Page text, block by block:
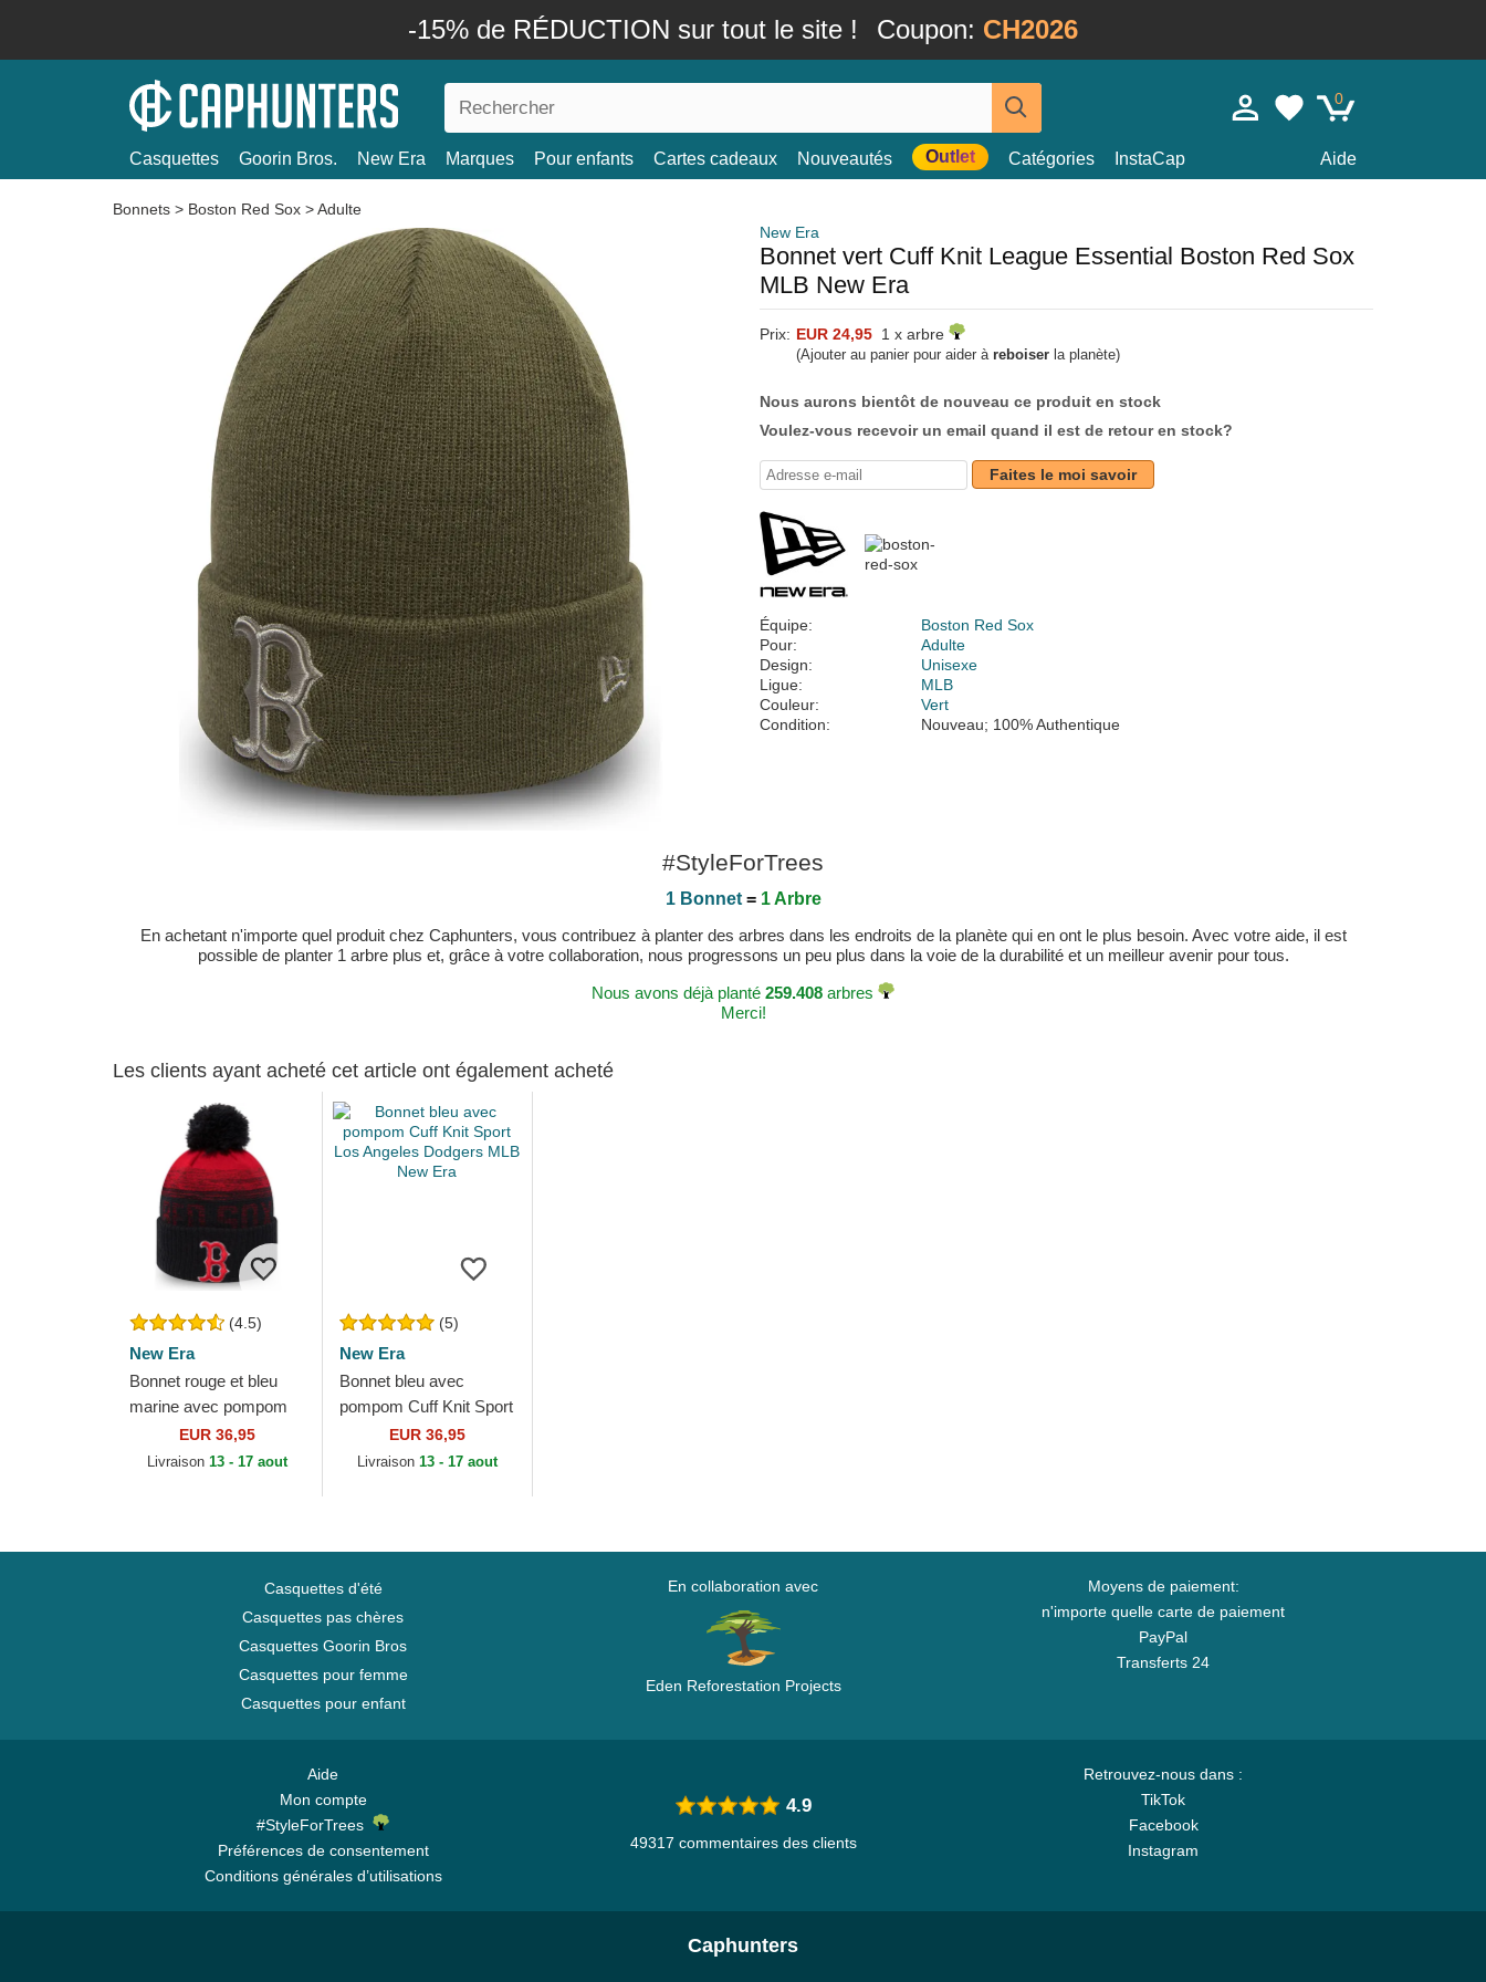
-15% de RÉDUCTION sur tout le site ! Coupon: CH2026
0
Casquettes Goorin Bros. New Era Marques Pour enfants Cartes cadeaux Nouveautés Outlet Catégories InstaCap Aide
Bonnets > Boston Red Sox >Adulte
New Era
Bonnet vert Cuff Knit League Essential Boston Red Sox
MLB New Era
Prix: EUR 24,95 1 x arbre
(Ajouter au panier pour aider à reboiser la planète)
Nous aurons bientôt de nouveau ce produit en stock
Voulez-vous recevoir un email quand il est de retour en stock?
Faites le moi savoir
Équipe:
Boston Red Sox
Pour:
Adulte
Design:
Unisexe
Ligue:
MLB
Couleur:
Vert
Condition:
Nouveau; 100% Authentique
#StyleForTrees
1 Bonnet= 1 Arbre
En achetant n'importe quel produit chez Caphunters, vous contribuez à planter des arbres dans les endroits de la planète qui en ont le plus besoin. Avec votre aide, il est
possible de planter 1 arbre plus et, grâce à votre collaboration, nous progressons un peu plus dans la voie de la durabilité et un meilleur avenir pour tous.
Nous avons déjà planté 259.408 arbres
Merci!
Les clients ayant acheté cet article ont également acheté
(4.5)
New Era
Bonnet rouge et bleu
marine avec pompom
Sport Boston Red Sox
MLB New Era
EUR 36,95
Livraison 13 - 17 aout
(5)
New Era
Bonnet bleu avec
pompom Cuff Knit Sport
Los Angeles Dodgers
MLB New Era
EUR 36,95
Livraison 13 - 17 aout
Casquettes d'été
Casquettes pas chères
Casquettes Goorin Bros
Casquettes pour femme
Casquettes pour enfant
En collaboration avec
Eden Reforestation Projects
Moyens de paiement:
n'importe quelle carte de paiement
PayPal
Transferts 24
Aide
Mon compte
#StyleForTrees
Préférences de consentement
Conditions générales d’utilisations
Retrouvez-nous dans :
TikTok
Facebook
Instagram
4.9
49317 commentaires des clients
Caphunters